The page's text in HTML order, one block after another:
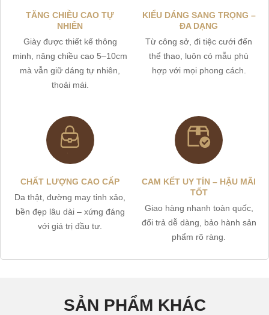
TĂNG CHIỀU CAO TỰ
NHIÊN
Giày được thiết kế thông
minh, nâng chiều cao 5–10cm
mà vẫn giữ dáng tự nhiên,
thoải mái.
KIỂU DÁNG SANG TRỌNG –
ĐA DẠNG
Từ công sở, đi tiệc cưới đến
thể thao, luôn có mẫu phù
hợp với mọi phong cách.
CHẤT LƯỢNG CAO CẤP
Da thật, đường may tinh xảo,
bền đẹp lâu dài – xứng đáng
với giá trị đầu tư.
CAM KẾT UY TÍN – HẬU MÃI
TỐT
Giao hàng nhanh toàn quốc,
đổi trả dễ dàng, bảo hành sản
phẩm rõ ràng.
SẢN PHẨM KHÁC